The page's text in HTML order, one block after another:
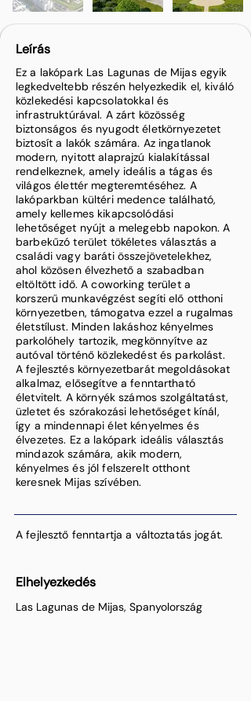
Leírás
Ez a lakópark Las Lagunas de Mijas egyik
legkedveltebb részén helyezkedik el, kiváló
közlekedési kapcsolatokkal és
infrastruktúrával. A zárt közösség
biztonságos és nyugodt életkörnyezetet
biztosít a lakók számára. Az ingatlanok
modern, nyitott alaprajzú kialakítással
rendelkeznek, amely ideális a tágas és
világos élettér megteremtéséhez. A
lakóparkban kültéri medence található,
amely kellemes kikapcsolódási
lehetőséget nyújt a melegebb napokon. A
barbekűzó terület tökéletes választás a
családi vagy baráti összejövetelekhez,
ahol közösen élvezhető a szabadban
eltöltött idő. A coworking terület a
korszerű munkavégzést segíti elő otthoni
környezetben, támogatva ezzel a rugalmas
életstílust. Minden lakáshoz kényelmes
parkolóhely tartozik, megkönnyítve az
autóval történő közlekedést és parkolást.
A fejlesztés környezetbarát megoldásokat
alkalmaz, elősegítve a fenntartható
életvitelt. A környék számos szolgáltatást,
üzletet és szórakozási lehetőséget kínál,
így a mindennapi élet kényelmes és
élvezetes. Ez a lakópark ideális választás
mindazok számára, akik modern,
kényelmes és jól felszerelt otthont
keresnek Mijas szívében.
A fejlesztő fenntartja a változtatás jogát.
Elhelyezkedés
Las Lagunas de Mijas, Spanyolország